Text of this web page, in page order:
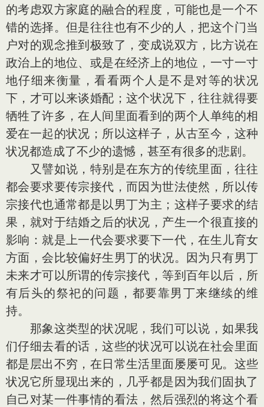
的考虑双方家庭的融合的程度，可能也是一个不
错的选择。但是往往也有不少的人，把这个门当
户对的观念推到极致了，变成说双方，比方说在
政治上的地位、或是在经济上的地位，一寸一寸
地仔细来衡量，看看两个人是不是对等的状况
下，才可以来谈婚配；这个状况下，往往就得要
牺牲了许多，在人间里面看到的两个人单纯的相
爱在一起的状况；所以这样子，从古至今，这种
状况都造成了不少的遗憾，甚至有很多的悲剧。
又譬如说，特别是在东方的传统里面，往往
都会要求要传宗接代，而因为世法使然，所以传
宗接代也通常都是以男丁为主；这样子要求的结
果，就对于结婚之后的状况，产生一个很直接的
影响：就是上一代会要求要下一代，在生儿育女
方面，会比较偏好生男丁的状况。因为只有男丁
未来才可以所谓的传宗接代，等到百年以后，所
有后头的祭祀的问题，都要靠男丁来继续的维
持。
那象这类型的状况呢，我们可以说，如果我
们仔细去看的话，这些的状况可以说在社会里面
都是层出不穷，在日常生活里面屡屡可见。这些
状况它所显现出来的，几乎都是因为我们固执了
自己对某一件事情的看法，然后强烈的将这个看